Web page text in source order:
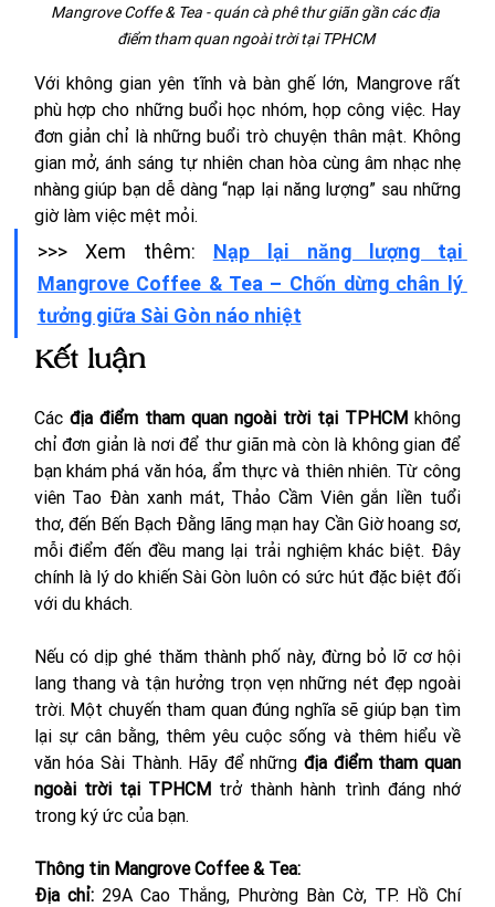
Mangrove Coffe & Tea - quán cà phê thư giãn gần các địa
điểm tham quan ngoài trời tại TPHCM
Với không gian yên tĩnh và bàn ghế lớn, Mangrove rất
phù hợp cho những buổi học nhóm, họp công việc. Hay
đơn giản chỉ là những buổi trò chuyện thân mật. Không
gian mở, ánh sáng tự nhiên chan hòa cùng âm nhạc nhẹ
nhàng giúp bạn dễ dàng “nạp lại năng lượng” sau những
giờ làm việc mệt mỏi.
>>> Xem thêm: Nạp lại năng lượng tại
Mangrove Coffee & Tea – Chốn dừng chân lý
tưởng giữa Sài Gòn náo nhiệt
Kết luận
Các địa điểm tham quan ngoài trời tại TPHCM không
chỉ đơn giản là nơi để thư giãn mà còn là không gian để
bạn khám phá văn hóa, ẩm thực và thiên nhiên. Từ công
viên Tao Đàn xanh mát, Thảo Cầm Viên gắn liền tuổi
thơ, đến Bến Bạch Đằng lãng mạn hay Cần Giờ hoang sơ,
mỗi điểm đến đều mang lại trải nghiệm khác biệt. Đây
chính là lý do khiến Sài Gòn luôn có sức hút đặc biệt đối
với du khách.
Nếu có dịp ghé thăm thành phố này, đừng bỏ lỡ cơ hội
lang thang và tận hưởng trọn vẹn những nét đẹp ngoài
trời. Một chuyến tham quan đúng nghĩa sẽ giúp bạn tìm
lại sự cân bằng, thêm yêu cuộc sống và thêm hiểu về
văn hóa Sài Thành. Hãy để những địa điểm tham quan
ngoài trời tại TPHCM trở thành hành trình đáng nhớ
trong ký ức của bạn.
Thông tin Mangrove Coffee & Tea:
Địa chỉ: 29A Cao Thắng, Phường Bàn Cờ, TP. Hồ Chí